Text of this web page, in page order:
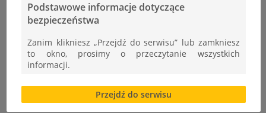
Informacje
Autor:
Ł.Cudek
28-03-2014
Podstawowe informacje dotyczące
bezpieczeństwa
Zanim klikniesz „Przejdź do serwisu” lub zamkniesz
to okno, prosimy o przeczytanie wszystkich
informacji.
Brak zgody bądź ograniczenie funkcjonalności plików
cookies lub local storage, może utrudnić lub
uniemożliwić korzystanie z Serwisu.
Przejdź do serwisu